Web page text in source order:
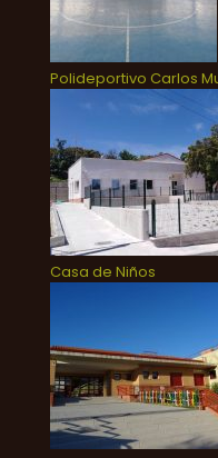
Polideportivo Carlos
Casa de Niños